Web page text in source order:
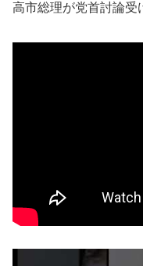
高市総理が党首討論受